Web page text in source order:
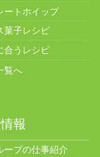
ートホイップ
菓子レシピ
合うレシピ
覧へ
報
ープの仕事紹介